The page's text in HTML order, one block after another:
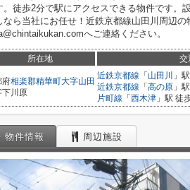
。徒歩2分で駅にアクセスできる物件です。
なら当社にお任せ！近鉄京都線山田川周辺
へご連絡ください。
所在地 交
府相楽郡精華町大字山田
下川原
近鉄京都線 「 山田川
」
近鉄京都線 「 高の原 」
片町線 「 西木津 」駅 徒
物件情報 周辺施設